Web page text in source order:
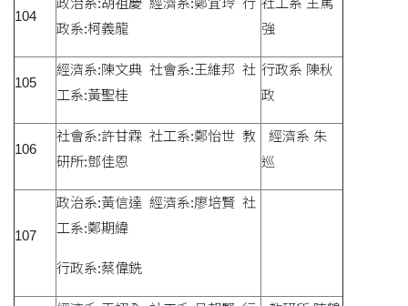
104
政系:柯義龍
強
105
經濟系:陳文典 社會系:王維邦 社
工系:黃聖桂
行政系 陳秋
政
106
社會系:許甘霖 社工系:鄭怡世 教
研所:鄧佳恩
經濟系 朱
巡
107
政治系:黃信達 經濟系:廖培賢 社
工系:鄭期緯
行政系:蔡偉銑